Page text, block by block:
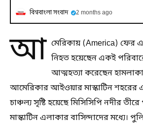
বিশ্ববাংলা সংবাদ 2 months ago
আ মেরিকায় (America) ফের
নিহত হয়েছেন একই
আত্মহত্যা করেছেন
আমেরিকার আইওয়ার মাস্কাটিন শহরের
চাঞ্চল্য সৃষ্টি হয়েছে মিসিসিপি নদীর
মাস্কাটিন এলাকার বাসিন্দাদের মধ্যে।